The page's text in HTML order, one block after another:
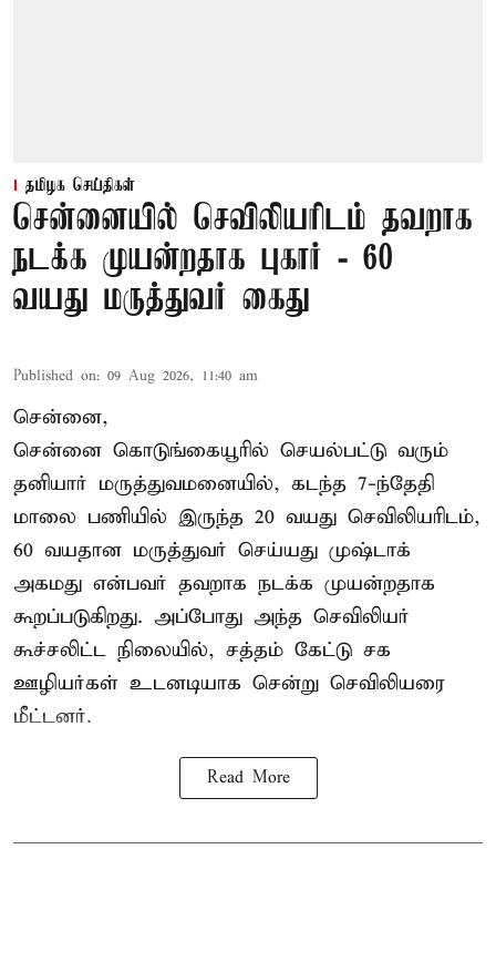
தமிழக செய்திகள்
சென்னையில் செவிலியரிடம் தவறாக
நடக்க முயன்றதாக புகார் - 60
வயது மருத்துவர் கைது
Published on: 09 Aug 2026, 11:40 am
சென்னை,
சென்னை கொடுங்கையூரில் செயல்பட்டு வரும்
தனியார் மருத்துவமனையில், கடந்த 7-ந்தேதி
மாலை பணியில் இருந்த 20 வயது செவிலியரிடம்,
60 வயதான மருத்துவர் செய்யது முஷ்டாக்
அகமது என்பவர் தவறாக நடக்க முயன்றதாக
கூறப்படுகிறது. அப்போது அந்த செவிலியர்
கூச்சலிட்ட நிலையில், சத்தம் கேட்டு சக
ஊழியர்கள் உடனடியாக சென்று செவிலியரை
மீட்டனர்.
Read More